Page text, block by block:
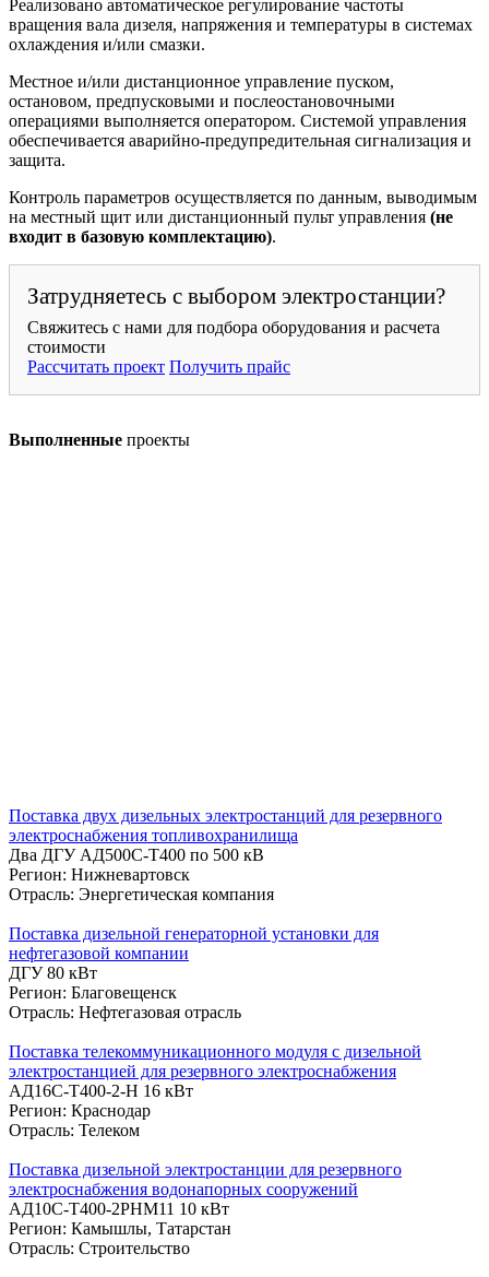
Реализовано автоматическое регулирование частоты
вращения вала дизеля, напряжения и температуры в системах
охлаждения и/или смазки.
Местное и/или дистанционное управление пуском,
остановом, предпусковыми и послеостановочными
операциями выполняется оператором. Системой управления
обеспечивается аварийно-предупредительная сигнализация и
защита.
Контроль параметров осуществляется по данным, выводимым
на местный щит или дистанционный пульт управления (не
входит в базовую комплектацию).
Затрудняетесь с выбором электростанции?
Свяжитесь с нами для подбора оборудования и расчета
стоимости
Рассчитать проект Получить прайс
Выполненные проекты
Поставка двух дизельных электростанций для резервного
электроснабжения топливохранилища
Два ДГУ АД500С-Т400 по 500 кВ
Регион: Нижневартовск
Отрасль: Энергетическая компания
Поставка дизельной генераторной установки для
нефтегазовой компании
ДГУ 80 кВт
Регион: Благовещенск
Отрасль: Нефтегазовая отрасль
Поставка телекоммуникационного модуля с дизельной
электростанцией для резервного электроснабжения
АД16С-Т400-2-Н 16 кВт
Регион: Краснодар
Отрасль: Телеком
Поставка дизельной электростанции для резервного
электроснабжения водонапорных сооружений
АД10С-Т400-2РНМ11 10 кВт
Регион: Камышлы, Татарстан
Отрасль: Строительство